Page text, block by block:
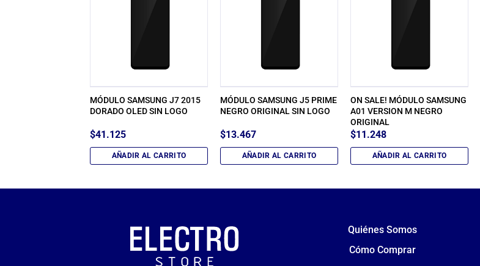
MÓDULO SAMSUNG J7 2015
DORADO OLED SIN LOGO
$41.125
AÑADIR AL CARRITO
MÓDULO SAMSUNG J5 PRIME
NEGRO ORIGINAL SIN LOGO
$13.467
AÑADIR AL CARRITO
ON SALE! MÓDULO SAMSUNG
A01 VERSION M NEGRO
ORIGINAL
$11.248
AÑADIR AL CARRITO
Quiénes Somos
Cómo Comprar